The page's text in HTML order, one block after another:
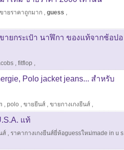
ขายราคาถูกมาก , guess ,
ายกระเป๋า นาฬิกา ของแท้จากช้อปอ
, fitflop ,
Polo jacket jeans... สำหรับ
, polo , ขายยีนส์ , ขายกางเกงยีนส์ ,
แท้
ส์ , ราคากางเกงยีนส์ยี่ห้อguessใหม่made in u s